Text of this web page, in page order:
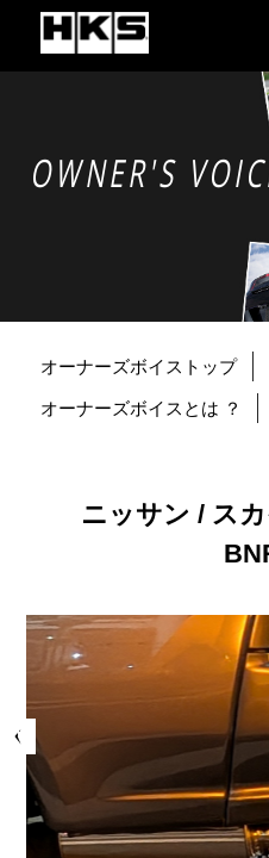
OWNER'S
オーナーズボイストップ
オーナーズボイスとは ？
ニッサン / ス
Prev